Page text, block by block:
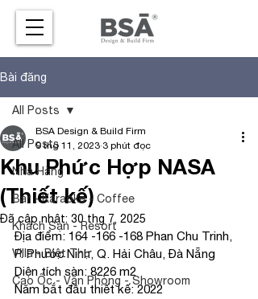
Bài đăng
All Posts
Nhà Hàng
Bar - Karaoke - Coffee
Khách Sạn - Resort
Villa - Biệt Thự
Cao Ốc - Văn Phòng - Showroom
All Posts
Khu Phức Hợp NASA
(Thiết kế)
BSA Design & Build Firm
9 thg 11, 2023 3 phút đọc
Đã cập nhật: 30 thg 7, 2025
Địa điểm: 164 -166 -168 Phan Chu Trinh,
P. Phước Ninh, Q. Hải Châu, Đà Nẵng
Diện tích sàn: 8226 m2
Năm bắt đầu thiết kế: 2022